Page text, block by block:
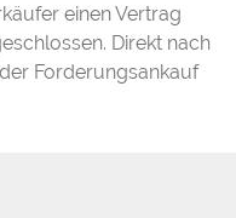
einen Vertrag
Direkt nach
Forderungsankauf